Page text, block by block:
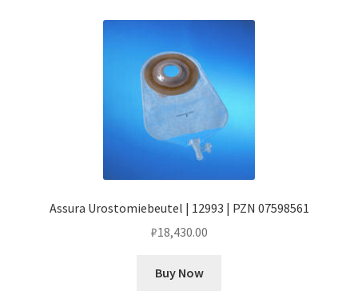
Assura Urostomiebeutel | 12993 | PZN 07598561
₽18,430.00
Buy Now